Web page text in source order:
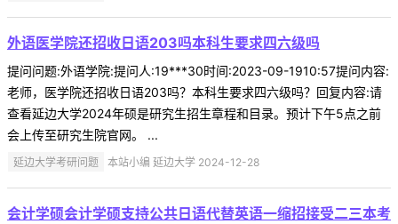
外语医学院还招收日语203吗本科生要求四六级吗
提问问题:外语学院:提问人:19***30时间:2023-09-1910:57提问内容:
老师，医学院还招收日语203吗？本科生要求四六级吗？回复内容:请
查看延边大学2024年硕是研究生招生章程和目录。预计下午5点之前
会上传至研究生院官网。 ...
延边大学考研问题 本站小编 延边大学 2024-12-28
会计学硕会计学硕支持公共日语代替英语一缩招接受二三本考